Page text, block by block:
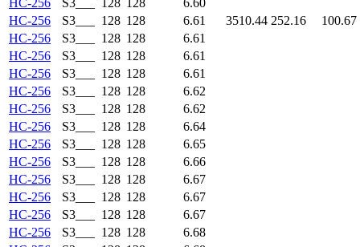
HC-256
S3___ 128 128
6.60
HC-256
S3___ 128 128 6.61 3510.44 252.16
100.67
HC-256
S3___ 128 128
6.61
HC-256
S3___ 128 128
6.61
HC-256
S3___ 128 128
6.61
HC-256
S3___ 128 128
6.62
HC-256
S3___ 128 128
6.62
HC-256
S3___ 128 128
6.64
HC-256
S3___ 128 128
6.65
HC-256
S3___ 128 128
6.66
HC-256
S3___ 128 128
6.67
HC-256
S3___ 128 128
6.67
HC-256
S3___ 128 128
6.67
HC-256
S3___ 128 128
6.68